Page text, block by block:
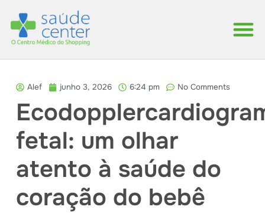
Alef junho 3, 2026 6:24 pm No Comments
fetal: um olhar
atento à saúde do
coração do bebê